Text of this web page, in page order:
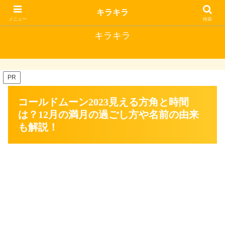
キラキラな毎日にはいいことがある
キラキラ
PR
コールドムーン2023見える方角と時間
は？12月の満月の過ごし方や名前の由来
も解説！
メニュー
キラキラ
検索